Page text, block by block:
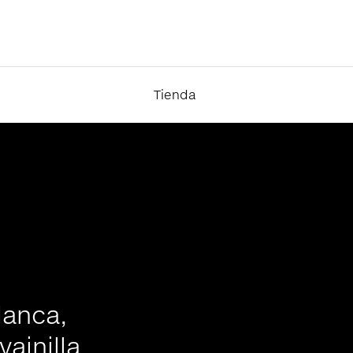
Tienda